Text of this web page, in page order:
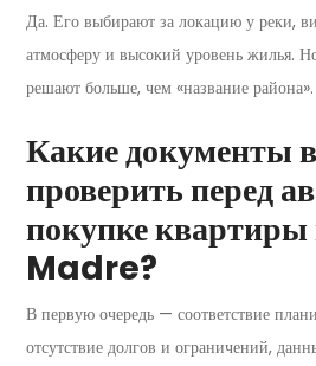
Да. Его выбирают за локацию у реки,
атмосферу и высокий уровень жилья.
решают больше, чем «название района».
Какие документы
проверить перед
покупке
Madre?
В первую очередь — соответствие
отсутствие долгов и ограничений,